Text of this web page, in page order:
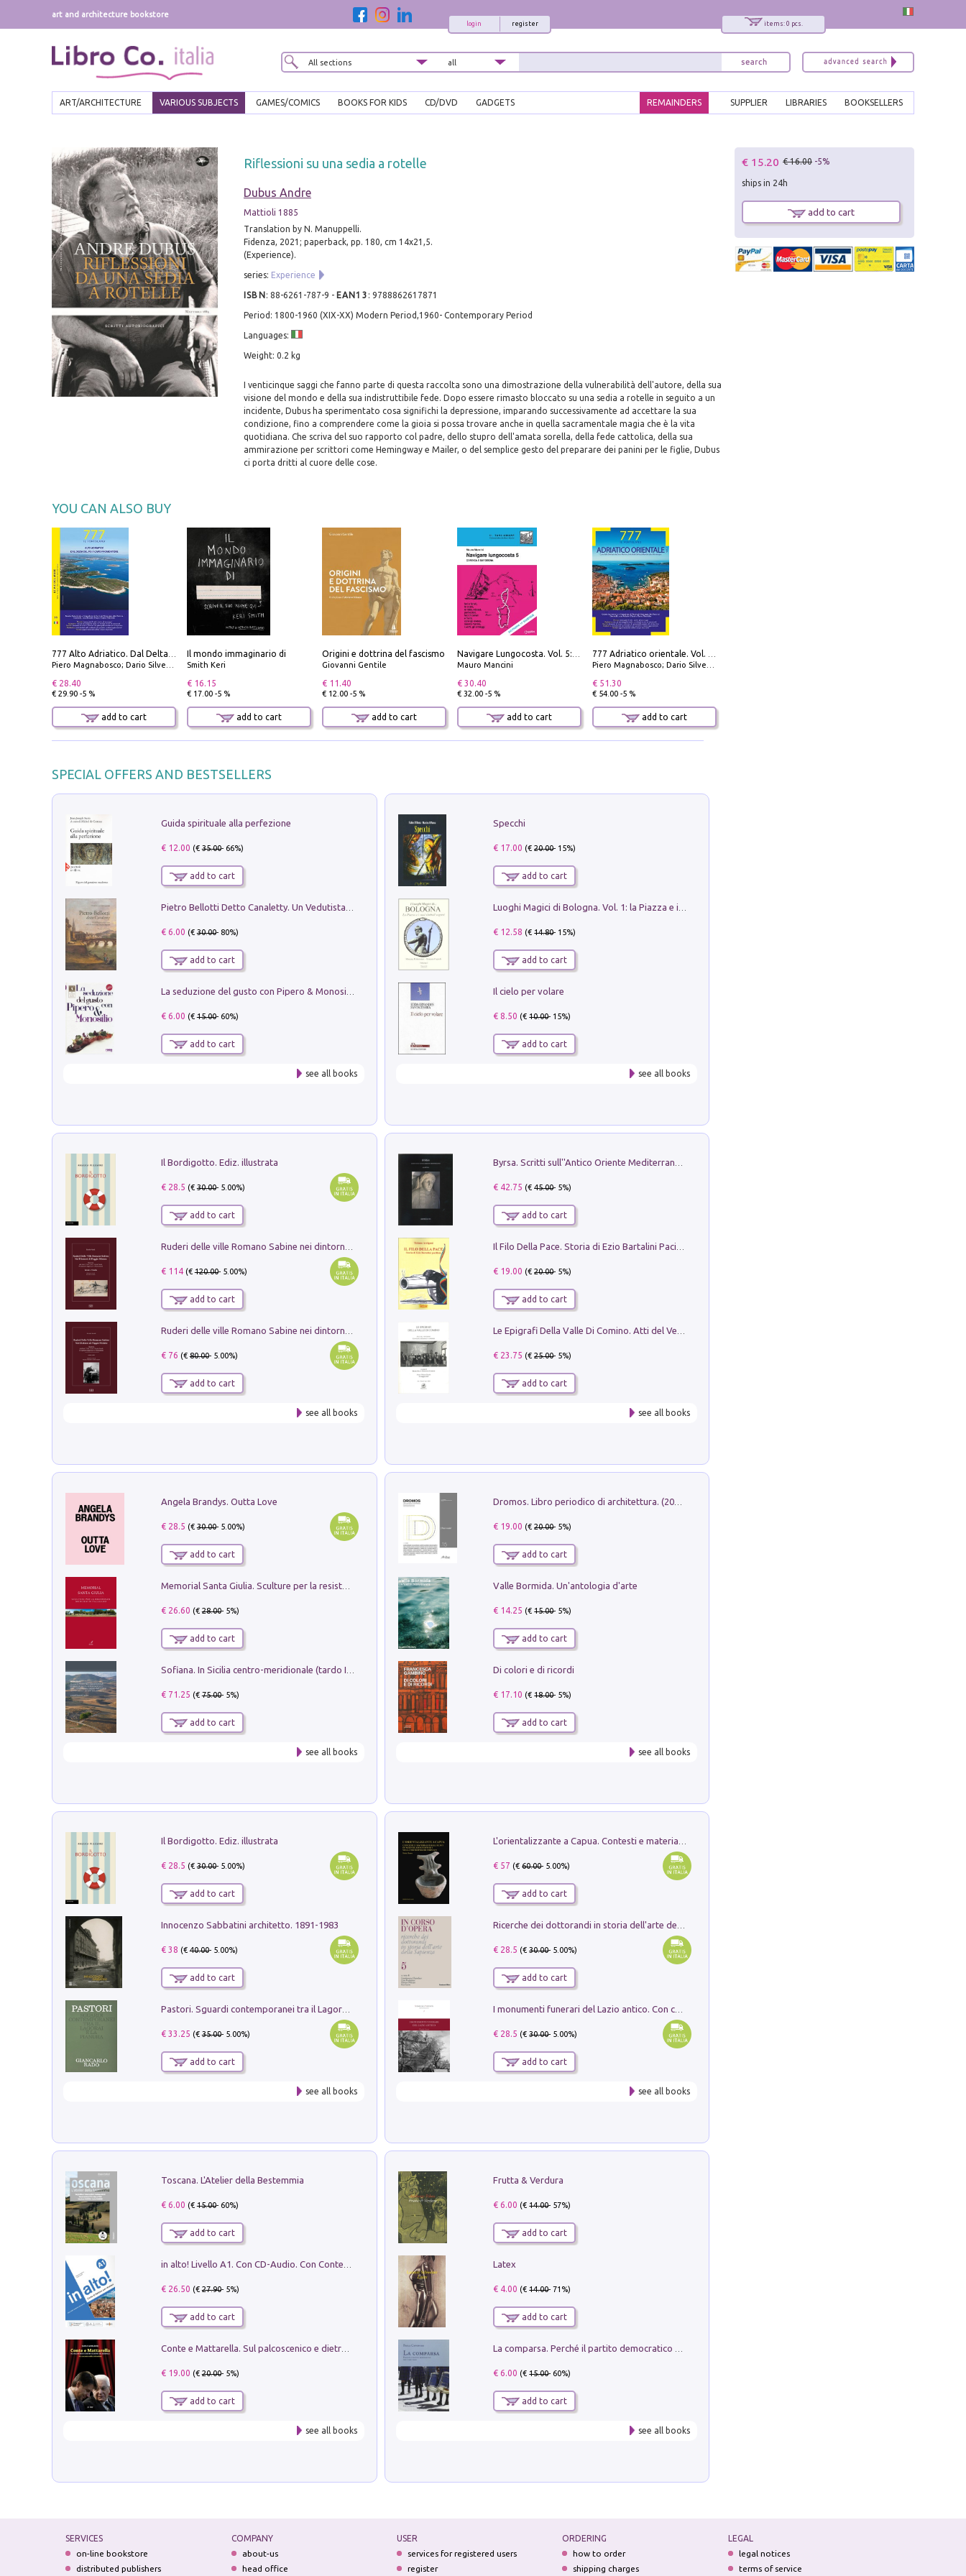
art and architecture bookstore
items: 0 pcs.
register
login
ART/ARCHITECTURE VARIOUS SUBJECTS GAMES/COMICS BOOKS FOR KIDS CD/DVD GADGETS BOOKSELLERS
LIBRARIES
SUPPLIER
REMAINDERS
Riflessioni su una sedia a rotelle
Dubus Andre
Mattioli 1885
Translation by N. Manuppelli.
Fidenza, 2021; paperback, pp. 180, cm 14x21,5.
(Experience).
series: Experience
ISBN : 88-6261-787-9 - EAN13 : 9788862617871
Period: 1800-1960 (XIX-XX) Modern Period,1960- Contemporary Period
Languages:
Weight: 0.2 kg
I venticinque saggi che fanno parte di questa raccolta sono una dimostrazione della vulnerabilità dell'autore, della sua
visione del mondo e della sua indistruttibile fede. Dopo essere rimasto bloccato su una sedia a rotelle in seguito a un
incidente, Dubus ha sperimentato cosa significhi la depressione, imparando successivamente ad accettare la sua
condizione, fino a comprendere come la gioia si possa trovare anche in quella sacramentale magia che è la vita
quotidiana. Che scriva del suo rapporto col padre, dello stupro dell'amata sorella, della fede cattolica, della sua
ammirazione per scrittori come Hemingway e Mailer, o del semplice gesto del preparare dei panini per le figlie, Dubus
ci porta dritti al cuore delle cose.
YOU CAN ALSO BUY
Piero Magnabosco; Dario Silvestro; Marco Sbrizzi
€ 28.40
€ 29.90 -5 %
add to cart
Il mondo immaginario di
Smith Keri
€ 16.15
€ 17.00 -5 %
add to cart
Origini e dottrina del fascismo
Giovanni Gentile
€ 11.40
€ 12.00 -5 %
add to cart
Mauro Mancini
€ 30.40
€ 32.00 -5 %
add to cart
Piero Magnabosco; Dario Silvestro; Marco Sbrizzi
€ 51.30
€ 54.00 -5 %
add to cart
SPECIAL OFFERS AND BESTSELLERS
Guida spirituale alla perfezione
€ 12.00 (€35.00- 66%)
add to cart
€ 6.00 (€30.00- 80%)
add to cart
€ 6.00 (€15.00- 60%)
add to cart
see all books
Specchi
€ 17.00 (€20.00- 15%)
add to cart
€ 12.58 (€14.80- 15%)
add to cart
Il cielo per volare
€ 8.50 (€10.00- 15%)
add to cart
see all books
Il Bordigotto. Ediz. illustrata
€ 28.5 (€30.00- 5.00%)
add to cart
€ 114(€120.00- 5.00%)
add to cart
€ 76 (€80.00- 5.00%)
add to cart
see all books
€ 42.75 (€45.00- 5%)
add to cart
€ 19.00 (€20.00- 5%)
add to cart
€ 23.75 (€25.00- 5%)
add to cart
see all books
Angela Brandys. Outta Love
€ 28.5 (€30.00- 5.00%)
add to cart
Memorial Santa Giulia. Sculture per la resistenza Monchio di Palagano
€ 26.60 (€28.00- 5%)
add to cart
€ 71.25 (€75.00- 5%)
add to cart
see all books
€ 19.00 (€20.00- 5%)
add to cart
Valle Bormida. Un'antologia d'arte
€ 14.25 (€15.00- 5%)
add to cart
Di colori e di ricordi
€ 17.10 (€18.00- 5%)
add to cart
see all books
Il Bordigotto. Ediz. illustrata
€ 28.5 (€30.00- 5.00%)
add to cart
Innocenzo Sabbatini architetto. 1891-1983
€ 38 (€40.00- 5.00%)
add to cart
Pastori. Sguardi contemporanei tra il Lagorai e la pianura. Ediz. illustrata
€ 33.25 (€35.00- 5.00%)
add to cart
see all books
€ 57 (€60.00- 5.00%)
add to cart
€ 28.5 (€30.00- 5.00%)
add to cart
€ 28.5 (€30.00- 5.00%)
add to cart
see all books
Toscana. L'Atelier della Bestemmia
€ 6.00 (€15.00- 60%)
add to cart
€ 26.50 (€27.90- 5%)
add to cart
Conte e Mattarella. Sul palcoscenico e dietro le quinte del Quirinale. Un racconto sulle istituzioni
€ 19.00 (€20.00- 5%)
add to cart
see all books
Frutta & Verdura
€ 6.00 (€14.00- 57%)
add to cart
Latex
€ 4.00 (€14.00- 71%)
add to cart
€ 6.00 (€15.00- 60%)
add to cart
see all books
€ 15.20 € 16.00 -5%
ships in 24h
add to cart
SERVICES
on-line bookstore
distributed publishers
COMPANY
about-us
head office
USER
services for registered users
register
ORDERING
how to order
shipping charges
LEGAL
legal notices
terms of service
x
Interessato ai nostri libri?
Sarai informato delle nostre novità, potrai
comunque cancellarti quando desideri.
modulo di iscrizione